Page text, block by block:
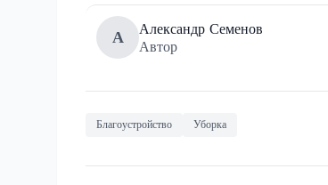
А
Александр Семенов
Автор
Благоустройство Уборка